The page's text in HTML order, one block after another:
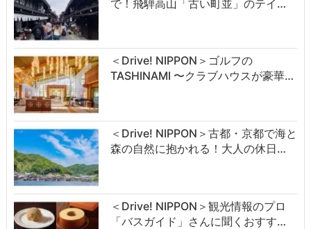
で！飛騨高山「古い町並」のテイ…
＜Drive! NIPPON＞ゴルフの
TASHINAMI 〜クラブハウスが豪華…
＜Drive! NIPPON＞古都・京都で海と
森の自然に抱かれる！大人の休日…
＜Drive! NIPPON＞観光情報のプロ
「バスガイド」さんに聞くおすす…